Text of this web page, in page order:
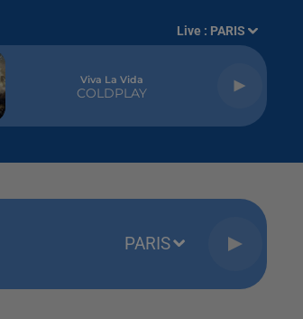
Live : PARIS
Viva La Vida
COLDPLAY
PARIS